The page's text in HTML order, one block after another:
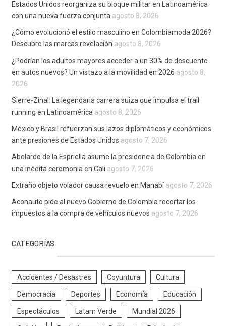
Estados Unidos reorganiza su bloque militar en Latinoamérica
con una nueva fuerza conjunta agosto 8, 2026
¿Cómo evolucionó el estilo masculino en Colombiamoda 2026?
Descubre las marcas revelación agosto 8, 2026
¿Podrían los adultos mayores acceder a un 30% de descuento
en autos nuevos? Un vistazo a la movilidad en 2026 agosto 8,
2026
Sierre-Zinal: La legendaria carrera suiza que impulsa el trail
running en Latinoamérica agosto 8, 2026
México y Brasil refuerzan sus lazos diplomáticos y económicos
ante presiones de Estados Unidos agosto 7, 2026
Abelardo de la Espriella asume la presidencia de Colombia en
una inédita ceremonia en Cali agosto 7, 2026
Extraño objeto volador causa revuelo en Manabí agosto 7, 2026
Aconauto pide al nuevo Gobierno de Colombia recortar los
impuestos a la compra de vehículos nuevos agosto 7, 2026
CATEGORÍAS
Accidentes / Desastres Coyuntura Cultura
Democracia Deportes Economía Educación
Espectáculos Latam Verde Mundial 2026